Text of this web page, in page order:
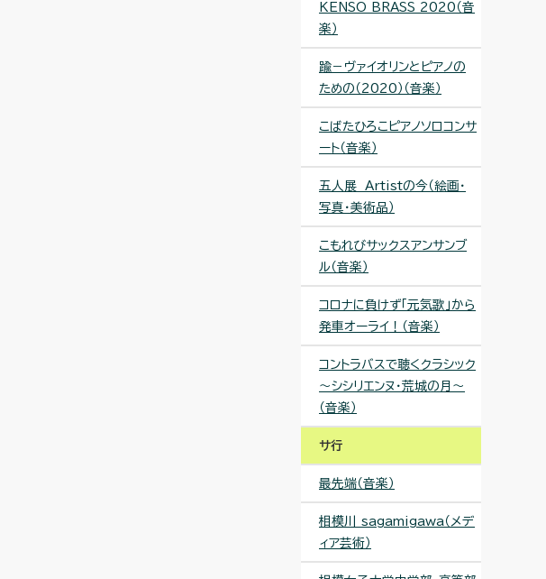
KENSO BRASS 2020（音
楽）
踰－ヴァイオリンとピアノの
ための（2020）（音楽）
こばたひろこピアノソロコンサ
ート（音楽）
五人展 Artistの今（絵画・
写真・美術品）
こもれびサックスアンサンブ
ル（音楽）
コロナに負けず「元気歌」から
発車オーライ！（音楽）
コントラバスで聴くクラシック
～シシリエンヌ・荒城の月～
（音楽）
サ行
最先端（音楽）
相模川 sagamigawa（メデ
ィア芸術）